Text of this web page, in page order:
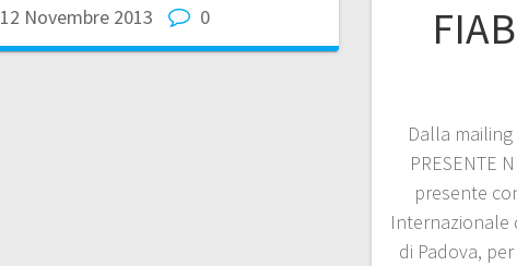
12 Novembre 2013 0
Dalla mailing
PRESENTE
presente
Internazionale
di Padova,